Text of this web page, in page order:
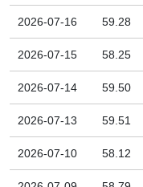
2026-07-16 59.28
2026-07-15 58.25
2026-07-14 59.50
2026-07-13 59.51
2026-07-10 58.12